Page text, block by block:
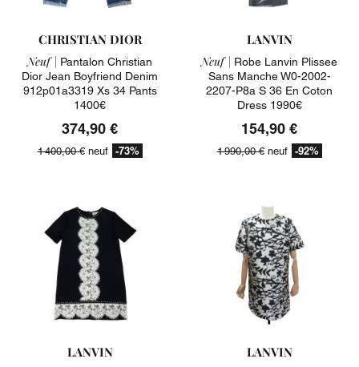
CHRISTIAN DIOR
Neuf | Pantalon Christian
Dior Jean Boyfriend Denim
912p01a3319 Xs 34 Pants
1400€
374,90 €
1 400,00 €neuf -73%
LANVIN
Neuf | Robe Lanvin Plissee
Sans Manche W0-2002-
2207-P8a S 36 En Coton
Dress 1990€
154,90 €
1 990,00 €neuf -92%
LANVIN LANVIN